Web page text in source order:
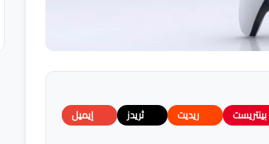
بينتريست ريديت ثريدز
إيميل